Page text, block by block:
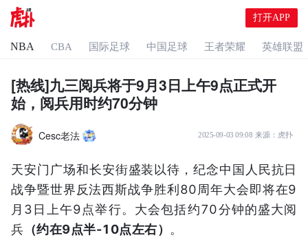
打开APP
NBA CBA 国际足球 中国足球 王者荣耀 英雄联盟
[热线]九三阅兵将于9月3日上午9点正式开
始，阅兵用时约70分钟
Cesc老法 2025-09-03 09:08 来源： 虎扑
​​天安门广场和长安街盛装以待，纪念中国人民抗日
战争暨世界反法西斯战争胜利80周年大会即将在9
月3日上午9点举行。大会包括约70分钟的盛大阅
兵 （约在9点半-10点左右） 。